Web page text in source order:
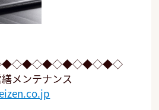
メンテナンス